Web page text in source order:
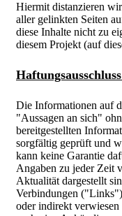
Hiermit distanzieren
aller gelinkten Seiten
diese Inhalte nicht zu
diesem Projekt (auf
Die Informationen auf
"Aussagen an sich"
bereitgestellten
sorgfältig geprüft und
kann keine Garantie
Angaben zu jeder Zeit
Aktualität dargestellt
Verbindungen
oder indirekt